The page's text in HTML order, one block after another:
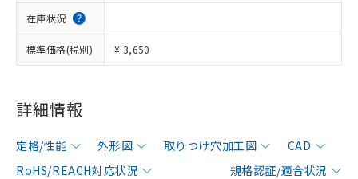
在庫状況
標準価格(税別) ¥ 3,650
詳細情報
定格/性能 外形図 取りつけ穴加工図
CAD
RoHS/REACH対応状況
規格認証/適合状況